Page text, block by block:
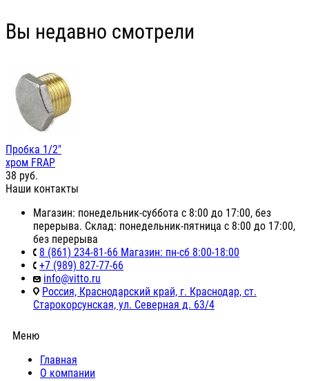
Вы недавно смотрели
Пробка 1/2"
хром FRAP
38 руб.
Наши контакты
Магазин: понедельник-суббота с 8:00 до 17:00, без
перерыва. Склад: понедельник-пятница с 8:00 до 17:00,
без перерыва
8 (861) 234-81-66 Магазин: пн-сб 8:00-18:00
+7 (989) 827-77-66
info@vitto.ru
Россия, Краснодарский край, г. Краснодар, ст.
Старокорсунская, ул. Северная д. 63/4
Меню
Главная
О компании